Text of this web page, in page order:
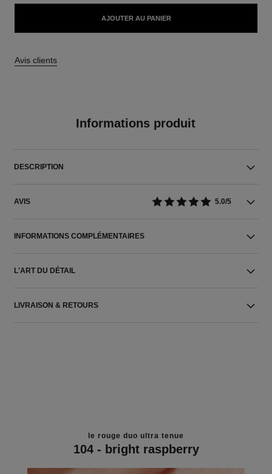
AJOUTER AU PANIER
Avis clients
Informations produit
DESCRIPTION
AVIS 5.0/5
INFORMATIONS COMPLÉMENTAIRES
L'ART DU DÉTAIL
LIVRAISON & RETOURS
le rouge duo ultra tenue
104 - bright raspberry